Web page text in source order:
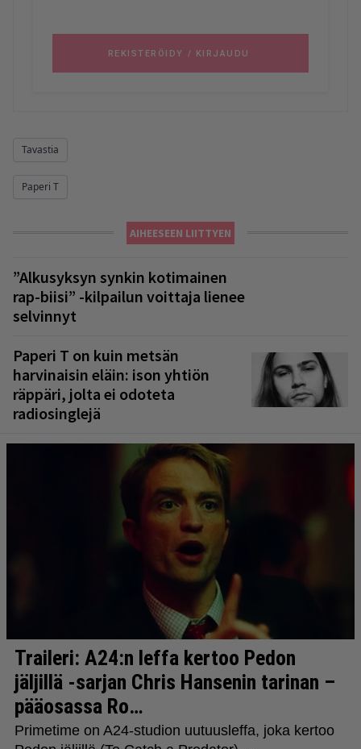
Tavastia
Paperi T
AIHEESEEN LIITTYEN
”Alkusyksyn synkin kotimainen
rap-biisi” -kilpailun voittaja lienee
selvinnyt
Paperi T on kuin metsän
harvinaisin eläin: ison yhtiön
räppäri, jolta ei odoteta
radiosinglejä